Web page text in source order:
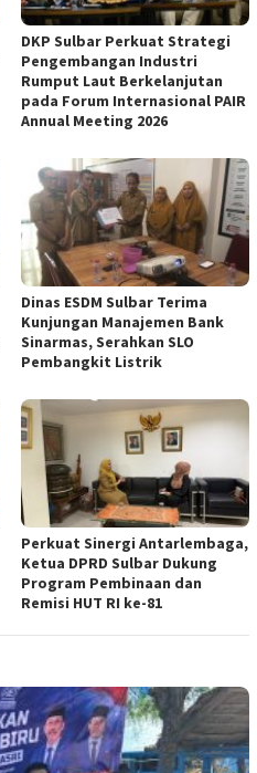
DKP Sulbar Perkuat Strategi
Pengembangan Industri
Rumput Laut Berkelanjutan
pada Forum Internasional PAIR
Annual Meeting 2026
Dinas ESDM Sulbar Terima
Kunjungan Manajemen Bank
Sinarmas, Serahkan SLO
Pembangkit Listrik
Perkuat Sinergi Antarlembaga,
Ketua DPRD Sulbar Dukung
Program Pembinaan dan
Remisi HUT RI ke-81